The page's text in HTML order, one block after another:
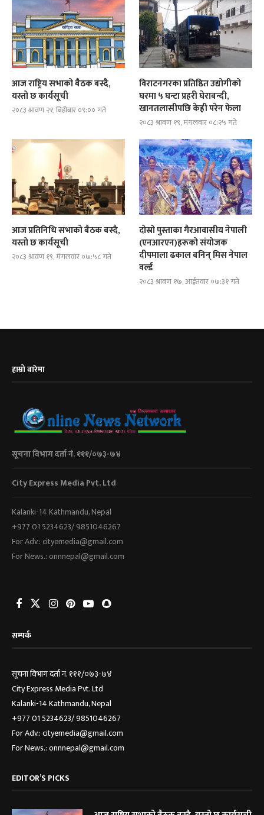
आज राष्ट्रिय सभाको बैठक बस्दै,
यस्तो छ कार्यसूची
२०८३ श्रावण २१, बिहीबार ०९:०० गते
विराटनगरका प्रतिष्ठित उद्योगीको
घरमा ५ घन्टा प्रहरी घेराबन्दी,
खानतलासीपछि केही परेन फेला
२०८३ श्रावण १९, मंगलवार ०८:२५ गते
आज प्रतिनिधि सभाको बैठक बस्दै,
यस्तो छ कार्यसूची
२०८३ श्रावण १९, मंगलवार ०७:५८ गते
दोस्रो पुस्ताका गैरआवासीय नेपाली
(एनआरएन)हरूको संयोजक
दीपमाला ढकाल बनिन् मिस नेपाल
वर्ल्ड
२०८३ श्रावण १७, आईतवार ०७:३१ गते
हाम्रो बारेमा
सूचना विभाग दर्ता नं. १११/०७३-७४
City Express Media Pvt. Ltd
Kalanki-14 Kathmandu, Nepal
+977 01 5234623/ 9851046267
For Adv.: cityemedia@gmail.com
For News.: onnnepal@gmail.com
सम्पर्क
सूचना विभाग दर्ता नं. १११/०७३-७४
City Express Media Pvt. Ltd
Kalanki-14 Kathmandu, Nepal
+977 01 5234623/ 9851046267
For Adv.: cityemedia@gmail.com
For News.: onnnepal@gmail.com
EDITOR’S PICKS